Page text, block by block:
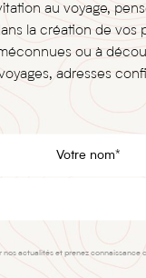
au voyage,
la création de vos
ou à
adresses
actualités et prenez connaissance